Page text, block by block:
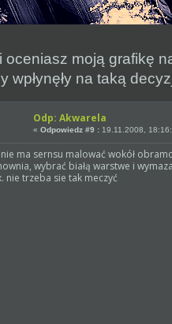
oceniasz moją grafikę
wpłynęły na taką
Odp: Akwarela
«Odpowiedz #9 : 19.11.2008,
ma sernsu malować wokół
wybrać białą warstwe i
nie trzeba sie tak meczyć